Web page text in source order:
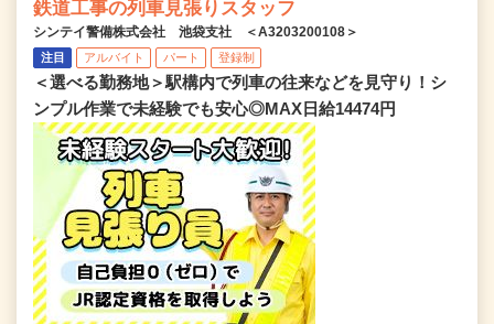
鉄道工事の列車見張りスタッフ
シンテイ警備株式会社 池袋支社 ＜A3203200108＞
注目 アルバイト パート 登録制
＜選べる勤務地＞駅構内で列車の往来などを見守り！シ
ンプル作業で未経験でも安心◎MAX日給14474円